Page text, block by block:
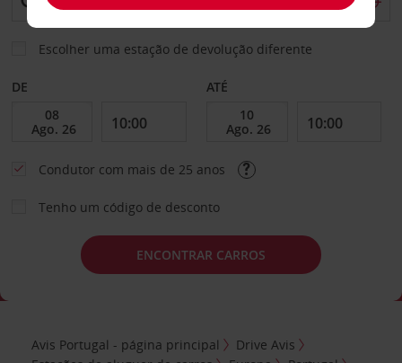
Escolher uma estação de devolução diferente
DE ATÉ
Condutor com mais de 25 anos
Tenho um código de desconto
ENCONTRAR CARROS
Avis Portugal - página principal
Drive Avis